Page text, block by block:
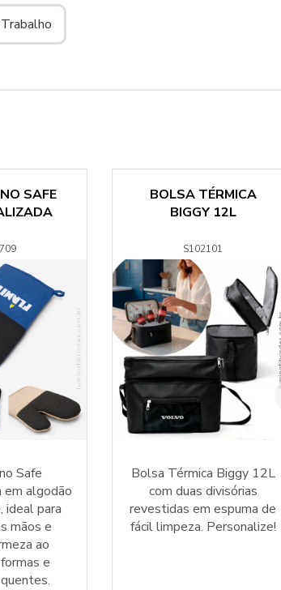
SAFE
Safe
em algodão
ideal para
mãos e
ao
e
BOLSA TÉRMICA
BIGGY 12L
S102101
Bolsa Térmica Biggy 12L
com duas divisórias
revestidas em espuma de
fácil limpeza. Personalize!